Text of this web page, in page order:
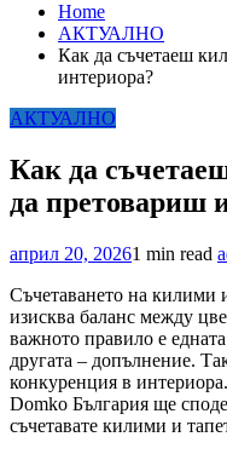
Home
АКТУАЛНО
Как да съчетаеш
интериора?
АКТУАЛНО
Как да
да претовариш
април 20, 20261 min read
Съчетаването на килими
изисква баланс между
важното правило е
другата – допълнение.
конкуренция в
Domko България ще
съчетавате килими и